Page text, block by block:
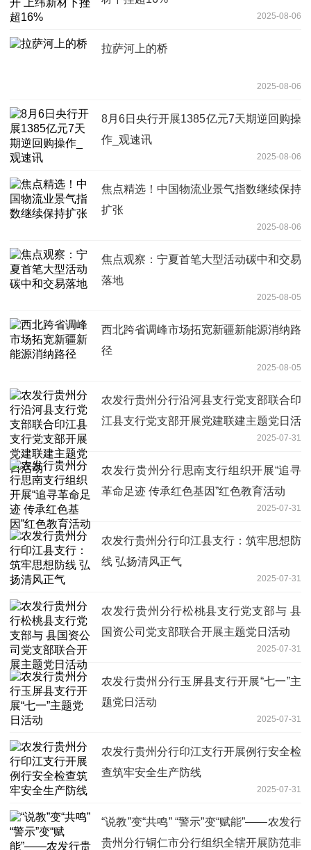
2025-08-06
拉萨河上的桥
2025-08-06
8月6日央行开展1385亿元7天期逆回购操
作_观速讯
2025-08-06
焦点精选！中国物流业景气指数继续保持
扩张
2025-08-06
焦点观察：宁夏首笔大型活动碳中和交易
落地
2025-08-05
西北跨省调峰市场拓宽新疆新能源消纳路
径
2025-08-05
农发行贵州分行沿河县支行党支部联合印
江县支行党支部开展党建联建主题党日活
2025-07-31
农发行贵州分行思南支行组织开展“追寻
革命足迹 传承红色基因”红色教育活动
2025-07-31
农发行贵州分行印江县支行：筑牢思想防
线 弘扬清风正气
2025-07-31
农发行贵州分行松桃县支行党支部与 县
国资公司党支部联合开展主题党日活动
2025-07-31
农发行贵州分行玉屏县支行开展“七一”主
题党日活动
2025-07-31
农发行贵州分行印江支行开展例行安全检
查筑牢安全生产防线
2025-07-31
“说教”变“共鸣” “警示”变“赋能”——农发行
贵州分行铜仁市分行组织全辖开展防范非